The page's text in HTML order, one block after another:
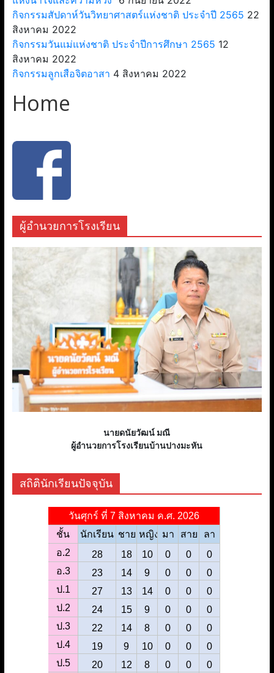
กิจกรรมสัปดาห์วันวิทยาศาสตร์แห่งชาติ ประจำปี 2565 22
สิงหาคม 2022
กิจกรรมวันแม่แห่งชาติ ประจำปีการศึกษา 2565 12
สิงหาคม 2022
กิจกรรมลูกเสือจิตอาสา 4 สิงหาคม 2022
Home
ผู้อำนวยการโรงเรียน
นายดนัยวัฒน์ มณี
ผู้อํานวยการโรงเรียนบ้านปางมะหัน
สถิตินักเรียนปัจจุบัน